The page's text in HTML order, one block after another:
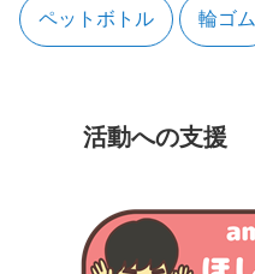
ペットボトル 輪ゴム
活動への支援